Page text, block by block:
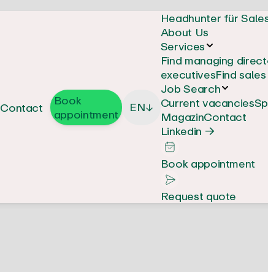
Contact
Book
appointment
EN↓
Headhunter für
About Us
Services
Find managing
executivesFind
Job Search
Current vacancies
MagazinContact
Linkedin →
Book appointment
Request quote